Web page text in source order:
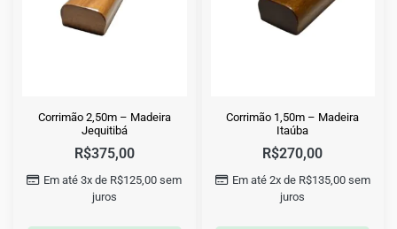
Corrimão 2,50m – Madeira
Jequitibá
R$375,00
Em até 3x de R$125,00 sem
juros
Corrimão 1,50m – Madeira
Itaúba
R$270,00
Em até 2x de R$135,00sem
juros